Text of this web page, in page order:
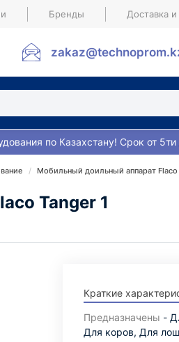
Бренды Доставка
по Казахстану! Срок от
Мобильный доильный аппарат Flaco
Tanger 1
Краткие
Предназначены -
Для коров, Для